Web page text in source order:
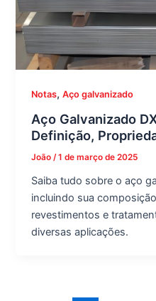
Notas,Aço galvanizado
Aço Galvanizado
Definição,
João /1 de março de 2025
Saiba tudo sobre o aço
incluindo sua
revestimentos e
diversas aplicações.